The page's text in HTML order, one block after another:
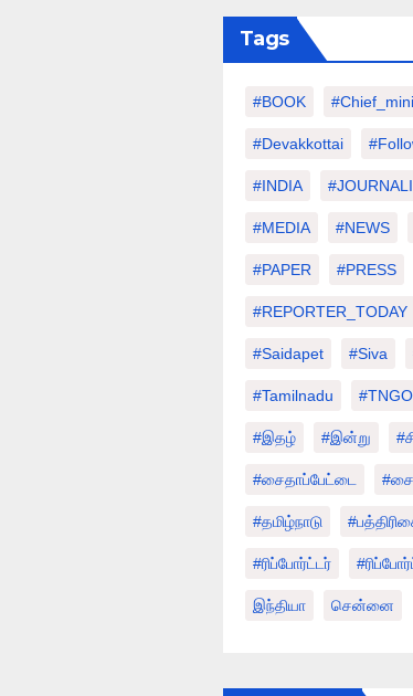
Tags
#BOOK
#devakkottai
#INDIA
#MEDIA #NEWS
#PAPER #PRESS
#REPORTER_TODAY
#saidapet #Siva
#tamilnadu
#இதழ் #இன்று
#சைதாப்பேட்டை
#தமிழ்நாடு
#ரிப்போர்ட்டர்
இந்தியா சென்னை